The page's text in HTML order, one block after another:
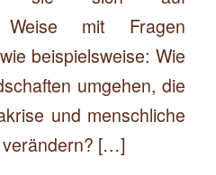
Weise mit Fragen
beispielsweise: Wie
umgehen, die
und menschliche
verändern? […]